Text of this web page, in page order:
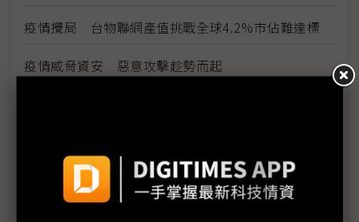
疫情攪局 台物聯網產值挑戰全球4.2%市佔難達標
疫情威脅資安 惡意攻擊趁勢而起
因應疫情影響 供應鏈出招拚復工、推新服務